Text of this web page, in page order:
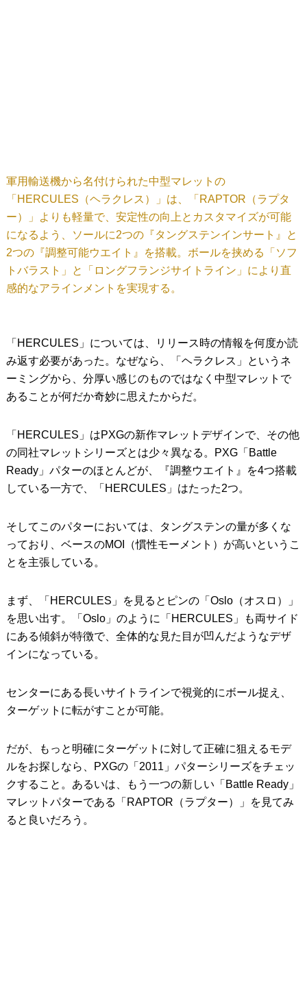
軍用輸送機から名付けられた中型マレットの
「HERCULES（ヘラクレス）」は、「RAPTOR（ラプタ
ー）」よりも軽量で、安定性の向上とカスタマイズが可能
になるよう、ソールに2つの『タングステンインサート』と
2つの『調整可能ウエイト』を搭載。ボールを挟める「ソフ
トバラスト」と「ロングフランジサイトライン」により直
感的なアラインメントを実現する。
「HERCULES」については、リリース時の情報を何度か読
み返す必要があった。なぜなら、「ヘラクレス」というネ
ーミングから、分厚い感じのものではなく中型マレットで
あることが何だか奇妙に思えたからだ。
「HERCULES」はPXGの新作マレットデザインで、その他
の同社マレットシリーズとは少々異なる。PXG「Battle
Ready」パターのほとんどが、『調整ウエイト』を4つ搭載
している一方で、「HERCULES」はたった2つ。
そしてこのパターにおいては、タングステンの量が多くな
っており、ベースのMOI（慣性モーメント）が高いというこ
とを主張している。
まず、「HERCULES」を見るとピンの「Oslo（オスロ）」
を思い出す。「Oslo」のように「HERCULES」も両サイド
にある傾斜が特徴で、全体的な見た目が凹んだようなデザ
インになっている。
センターにある長いサイトラインで視覚的にボール捉え、
ターゲットに転がすことが可能。
だが、もっと明確にターゲットに対して正確に狙えるモデ
ルをお探しなら、PXGの「2011」パターシリーズをチェッ
クすること。あるいは、もう一つの新しい「Battle Ready」
マレットパターである「RAPTOR（ラプター）」を見てみ
ると良いだろう。